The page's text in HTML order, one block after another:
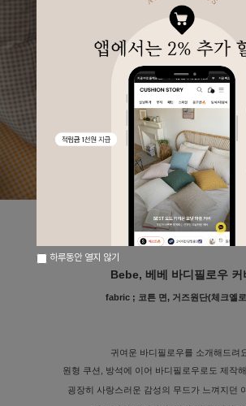
Bebe, 베베 바디필로우 커
fabric ; 코튼 면, 거즈원단(체크옐
귀여운 바디필로우를 소개해드려
원형 쿠션, 방석에 이어 바디필로우로도 제작
굉장히 사랑스러운 감성의 무드가 느껴지던
하루동안 열지 않기